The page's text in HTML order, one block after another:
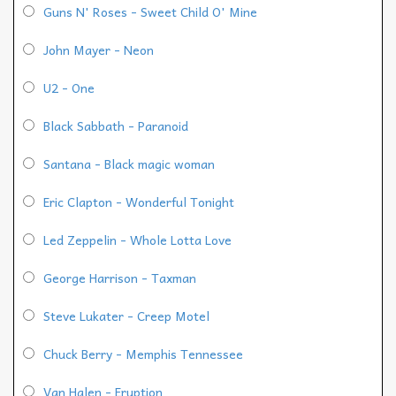
Guns N' Roses - Sweet Child O' Mine
John Mayer - Neon
U2 - One
Black Sabbath - Paranoid
Santana - Black magic woman
Eric Clapton - Wonderful Tonight
Led Zeppelin - Whole Lotta Love
George Harrison - Taxman
Steve Lukater - Creep Motel
Chuck Berry - Memphis Tennessee
Van Halen - Eruption